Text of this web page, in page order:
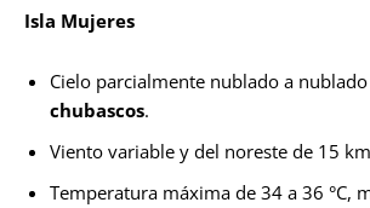
Isla Mujeres
Cielo parcialmente nublado a
chubascos.
Viento variable y del noreste de 15
Temperatura máxima de 34 a 36 °C,